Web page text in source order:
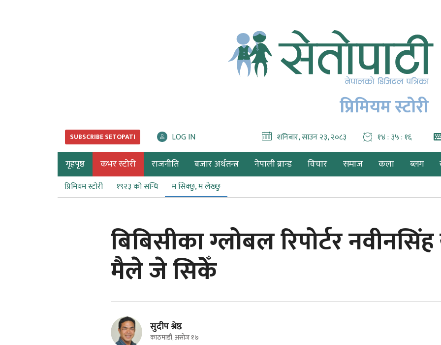
प्रिमियम स्टोरी
SUBSCRIBE SETOPATI LOG IN शनिबार, साउन २३, २०८३ १४ : ३५ : १८
गृहपृष्ठ कभर स्टोरी राजनीति बजार अर्थतन्त्र नेपाली ब्रान्ड विचार समाज कला ब्लग
प्रिमियम स्टोरी १९२३ को सन्धि म सिक्छु, म लेख्छु
बिबिसीका ग्लोबल रिपोर्टर
मैले जे सिकेँ
सुदीप श्रेष्ठ
काठमाडौं, असोज १७